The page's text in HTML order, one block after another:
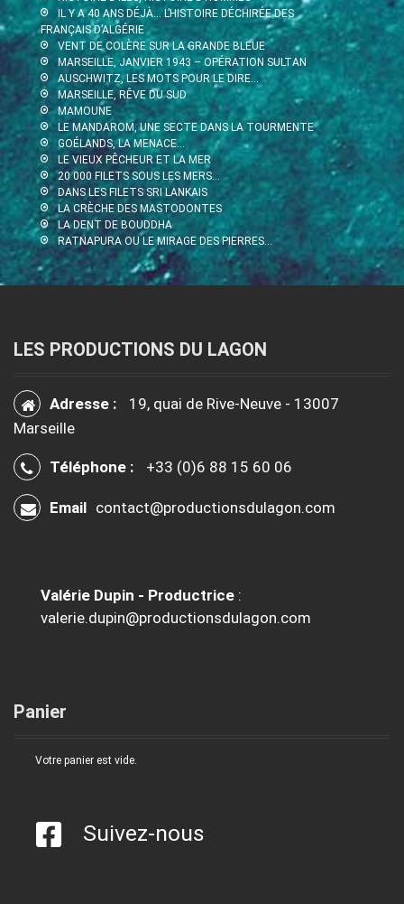
IL Y A 40 ANS DÉJÀ… L’HISTOIRE DÉCHIRÉE DES
FRANÇAIS D’ALGÉRIE
VENT DE COLÈRE SUR LA GRANDE BLEUE
MARSEILLE, JANVIER 1943 – OPÉRATION SULTAN
AUSCHWITZ, LES MOTS POUR LE DIRE…
MARSEILLE, RÊVE DU SUD
MAMOUNE
LE MANDAROM, UNE SECTE DANS LA TOURMENTE
GOÉLANDS, LA MENACE…
LE VIEUX PÊCHEUR ET LA MER
20 000 FILETS SOUS LES MERS…
DANS LES FILETS SRI LANKAIS
LA CRÈCHE DES MASTODONTES
LA DENT DE BOUDDHA
RATNAPURA OU LE MIRAGE DES PIERRES…
LES PRODUCTIONS DU LAGON
Adresse :
19, quai de Rive-Neuve - 13007
Marseille
Téléphone : +33 (0)6 88 15 60 06
Email contact@productionsdulagon.com
Valérie Dupin - Productrice :
valerie.dupin@productionsdulagon.com
Panier
Votre panier est vide.
Suivez-nous